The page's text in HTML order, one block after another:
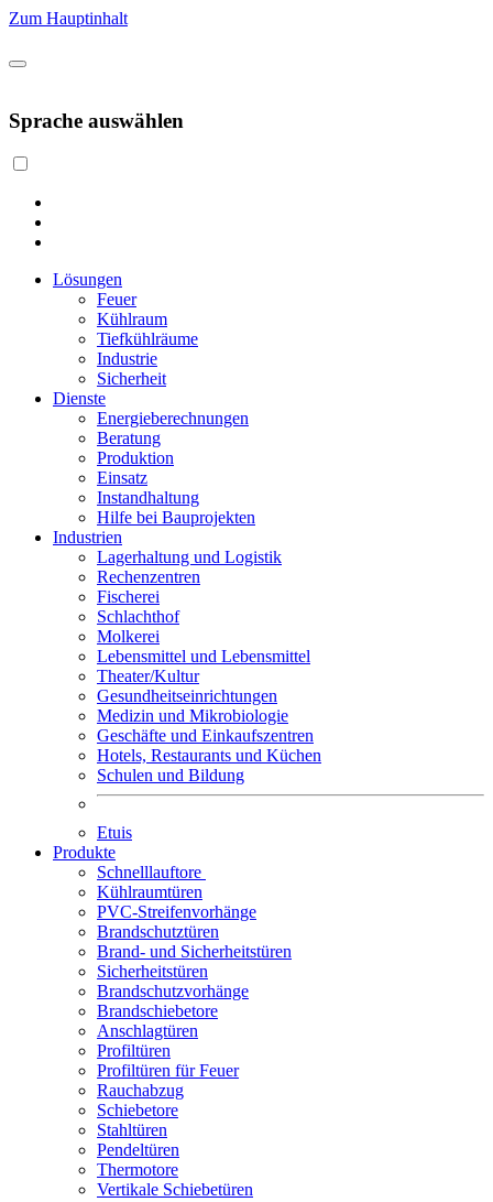
Zum Hauptinhalt
Sprache auswählen
Lösungen
Feuer
Kühlraum
Tiefkühlräume
Industrie
Sicherheit
Dienste
Energieberechnungen
Beratung
Produktion
Einsatz
Instandhaltung
Hilfe bei Bauprojekten
Industrien
Lagerhaltung und Logistik
Rechenzentren
Fischerei
Schlachthof
Molkerei
Lebensmittel und Lebensmittel
Theater/Kultur
Gesundheitseinrichtungen
Medizin und Mikrobiologie
Geschäfte und Einkaufszentren
Hotels, Restaurants und Küchen
Schulen und Bildung
Etuis
Produkte
Schnelllauftore
Kühlraumtüren
PVC-Streifenvorhänge
Brandschutztüren
Brand- und Sicherheitstüren
Sicherheitstüren
Brandschutzvorhänge
Brandschiebetore
Anschlagtüren
Profiltüren
Profiltüren für Feuer
Rauchabzug
Schiebetore
Stahltüren
Pendeltüren
Thermotore
Vertikale Schiebetüren